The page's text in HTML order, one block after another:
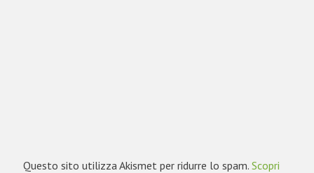
Questo sito utilizza Akismet per ridurre lo spam. Scopri